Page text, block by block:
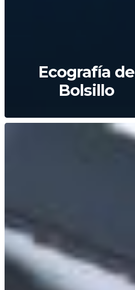
Ecografía de
Bolsillo